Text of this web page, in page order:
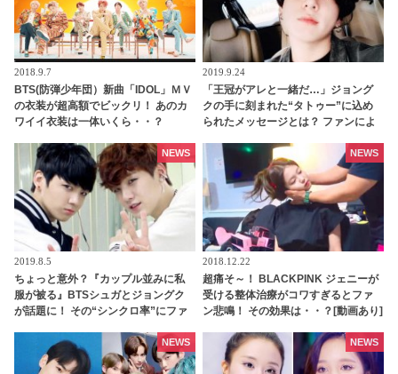
2018.9.7
BTS(防弾少年団）新曲「IDOL」ＭＶ
の衣装が超高額でビックリ！ あのカ
ワイイ衣装は一体いくら・・？
2019.9.24
「王冠がアレと一緒だ…」ジョング
クの手に刻まれた“タトゥー”に込め
られたメッセージとは？ ファンによ
2019.8.5
ちょっと意外？『カップル並みに私
服が被る』BTSシュガとジョングク
が話題に！ その“シンクロ率”にファ
NEWS
2018.12.22
超痛そ～！ BLACKPINK ジェニーが
受ける整体治療がコワすぎるとファ
ン悲鳴！ その効果は・・？[動画あり]
NEWS
NEWS NEWS